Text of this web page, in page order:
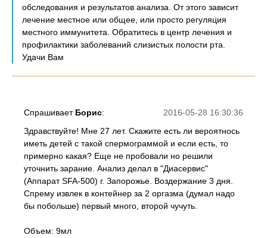
обследования и результатов анализа. От этого зависит
лечение местное или общее, или просто регуляция
местного иммунитета. Обратитесь в центр лечения и
профилактики заболеваний слизистых полости рта.
Удачи Вам
2016-05-28 16:30:36
Спрашивает Борис:
Здравствуйте! Мне 27 лет. Скажите есть ли вероятнось
иметь детей с такой спермограммой и если есть, то
примерно какая? Еще не пробовали но решили
уточнить зарание. Анализ делал в "Диасервис"
(Аппарат SFA-500) г. Запорожье. Воздержание 3 дня.
Спрему извлек в контейнер за 2 оргазма (думал надо
бы побольше) первый много, второй чучуть.
Объем: 9мл